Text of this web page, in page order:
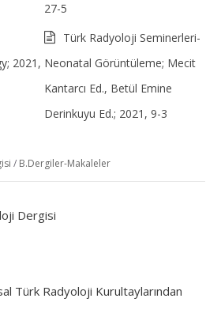
27-5
2021,
Türk Radyoloji Seminerleri-
Neonatal Görüntüleme; Mecit
Kantarcı Ed., Betül Emine
Derinkuyu Ed.; 2021, 9-3
/ B.Dergiler-Makaleler
Dergisi
Türk Radyoloji Kurultaylarından